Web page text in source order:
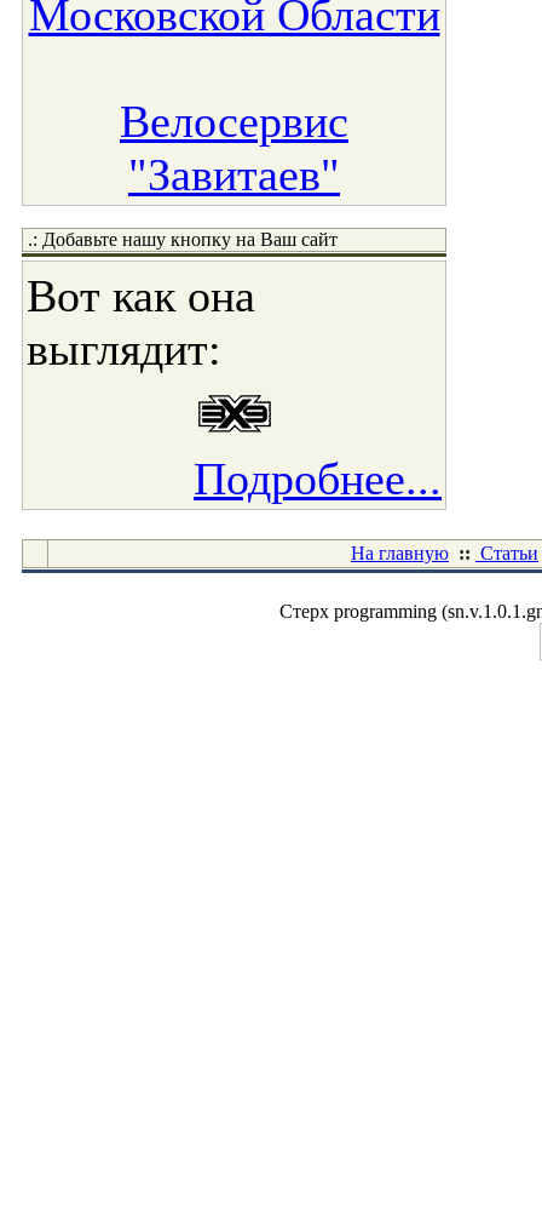
Московской Области
Велосервис
"Завитаев"
.: Добавьте нашу кнопку на Ваш сайт
Вот как она
выглядит:
Подробнее...
На главную :: Статьи
Стерх programming